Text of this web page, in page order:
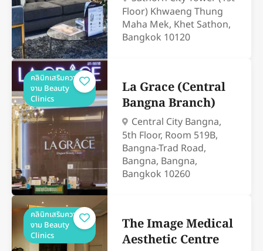
Floor) Khwaeng Thung
Maha Mek, Khet Sathon,
Bangkok 10120
คลินิกเสริมความ
งาม Beauty
Clinics
La Grace (Central
Bangna Branch)
Central City Bangna,
5th Floor, Room 519B,
Bangna-Trad Road,
Bangna, Bangna,
Bangkok 10260
คลินิกเสริมความ
งาม Beauty
Clinics
The Image Medical
Aesthetic Centre